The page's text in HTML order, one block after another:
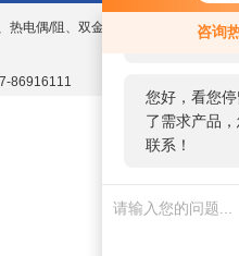
咨询
您好！欢迎
服务，请问
您好，看您
了需求产品
联系！
电偶/阻、双金属温度计、数显
86916111